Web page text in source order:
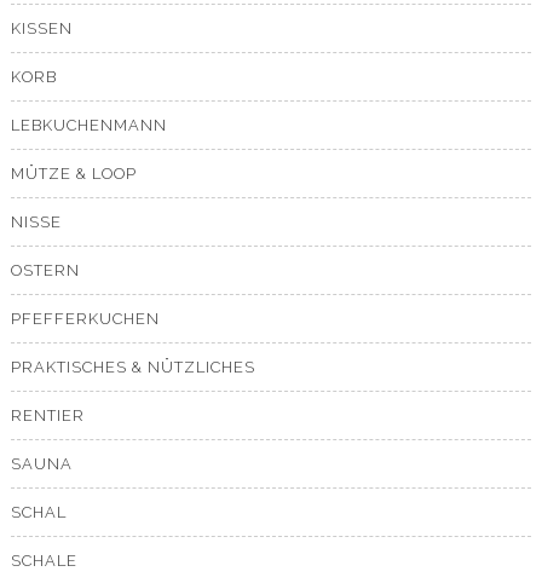
KISSEN
KORB
LEBKUCHENMANN
MÜTZE & LOOP
NISSE
OSTERN
PFEFFERKUCHEN
PRAKTISCHES & NÜTZLICHES
RENTIER
SAUNA
SCHAL
SCHALE